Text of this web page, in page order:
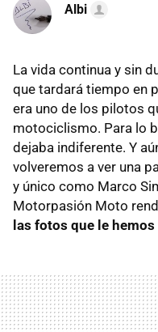
Albi
La vida continua y sin
que tardará tiempo en
era uno de los pilotos
motociclismo. Para lo
dejaba indiferente. Y
volveremos a ver una
y único como Marco
Motorpasión Moto
las fotos que le